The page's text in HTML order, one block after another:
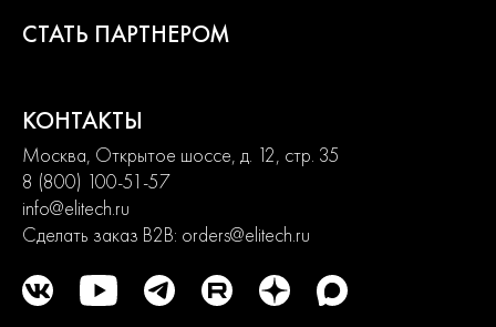
продвинутых. Продуманная конструкция узлов обеспечивает
долгий срок службы изделий и легкость их обслуживания.
2 года
СТАТЬ ПАРТНЕРОМ
КОНТАКТЫ
Москва, Открытое шоссе, д. 12, стр. 35
8 (800) 100-51-57
info@elitech.ru
Сделать заказ B2B: orders@elitech.ru